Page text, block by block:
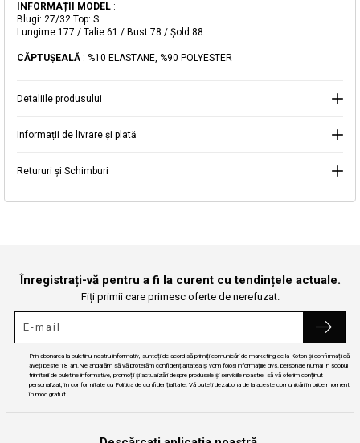
INFORMAȚII MODEL :
Blugi: 27/32 Top: S
Lungime 177 / Talie 61 / Bust 78 / Şold 88
CĂPTUŞEALĂ : %10 ELASTANE, %90 POLYESTER
Detaliile produsului
Informații de livrare și plată
Retururi și Schimburi
Înregistrați-vă pentru a fi la curent cu tendințele actuale.
Fiți primii care primesc oferte de nerefuzat.
Prin abonarea la buletinul nostru informativ, sunteți de acord să primiți comunicări de marketing de la Koton și confirmați că
aveți peste 18 ani.Ne angajăm să vă protejăm confidențialitatea și vom folosi informațiile dvs. personale numai în scopul
trimiterii de buletine informative, promoții și actualizări despre produsele și serviciile noastre, să vă oferim conținut
personalizat, în conformitate cu Politica de confidențialitate. Vă puteți dezabona de la aceste comunicări în orice moment,
în mod gratuit.
Selecteaza țaraCând produsul revine în stoc, vă
dvs. de e-mail.
Continuă cumpărăturile